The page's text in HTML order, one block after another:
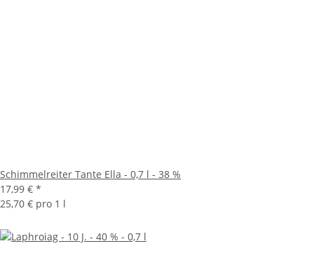
Schimmelreiter Tante Ella - 0,7 l - 38 %
17,99 € *
25,70 € pro 1 l